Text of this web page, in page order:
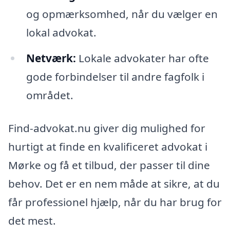
og opmærksomhed, når du vælger en
lokal advokat.
Netværk: Lokale advokater har ofte
gode forbindelser til andre fagfolk i
området.
Find-advokat.nu giver dig mulighed for
hurtigt at finde en kvalificeret advokat i
Mørke og få et tilbud, der passer til dine
behov. Det er en nem måde at sikre, at du
får professionel hjælp, når du har brug for
det mest.